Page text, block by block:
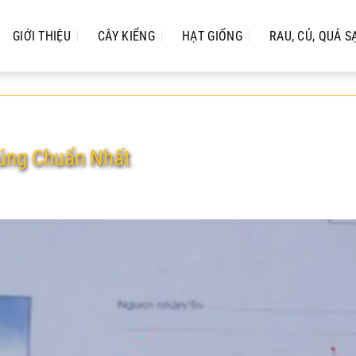
GIỚI THIỆU CÂY KIỂNG HẠT GIỐNG RAU, CỦ, QUẢ
Chuẩn Nhất